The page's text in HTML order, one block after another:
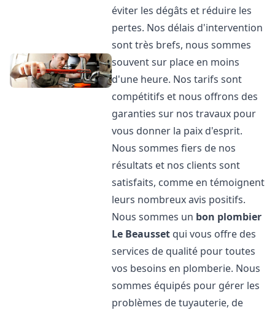
éviter les dégâts et réduire les
pertes. Nos délais d'intervention
sont très brefs, nous sommes
souvent sur place en moins
d'une heure. Nos tarifs sont
compétitifs et nous offrons des
garanties sur nos travaux pour
vous donner la paix d'esprit.
Nous sommes fiers de nos
résultats et nos clients sont
satisfaits, comme en témoignent
leurs nombreux avis positifs.
Nous sommes un bon plombier
Le Beausset qui vous offre des
services de qualité pour toutes
vos besoins en plomberie. Nous
sommes équipés pour gérer les
problèmes de tuyauterie, de